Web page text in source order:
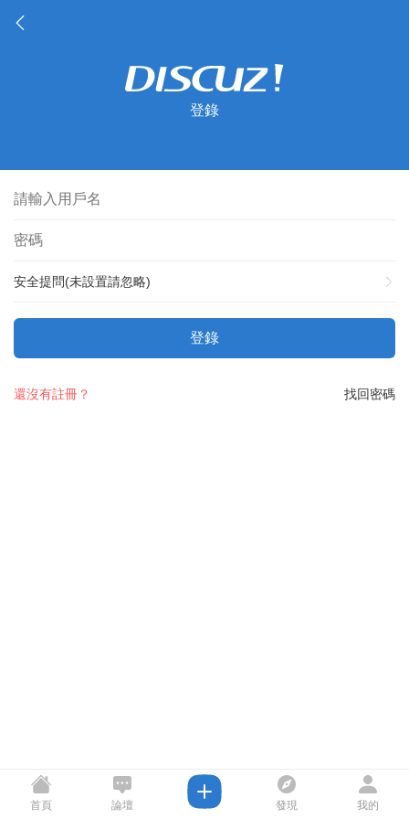
登錄
安全提問(未設置請忽略)
登錄
找回密碼
還沒有註冊？
首頁 論壇 發現 我的